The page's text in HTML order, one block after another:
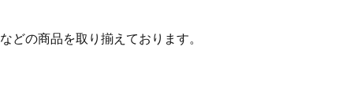
などの商品を取り揃えております。